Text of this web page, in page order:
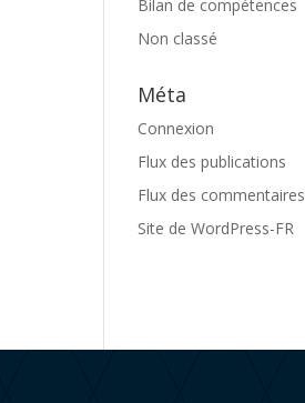
Bilan de compétences
Non classé
Méta
Connexion
Flux des publications
Flux des commentaires
Site de WordPress-FR